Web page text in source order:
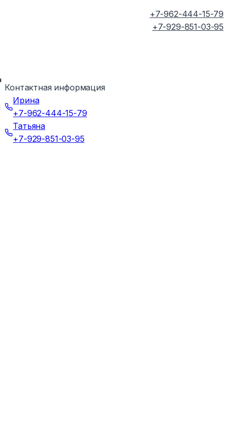
+7-962-444-15-79
+7-929-851-03-95
Контактная информация
Ирина
+7-962-444-15-79
Татьяна
+7-929-851-03-95